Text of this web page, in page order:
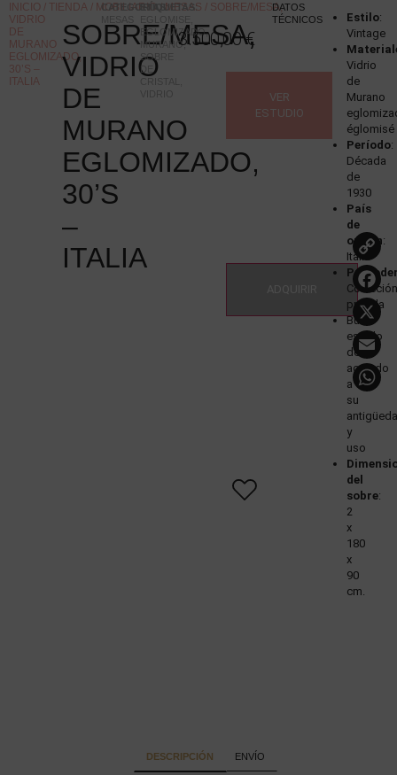
INICIO / TIENDA / MOBILIARIO / MESAS / SOBRE/MESA,
VIDRIO
DE
MURANO
EGLOMIZADO,
30’S –
ITALIA
SOBRE/MESA,
VIDRIO
DE
MURANO
EGLOMIZADO,
30’S
–
ITALIA
CATEGORÍAS :
ETIQUETAS:
EGLOMIZADO,
MURANO,
SOBRE
DE
3.500,00€
VER
ESTUDIO
DATOS
TÉCNICOS
Estilo:
Vintage
Vidrio
de
Murano
églomisé
Período:
Década
de
1930
País
de
origen:
Italia
Colección
privada
Buen
estado
de
acuerdo
a
su
y
uso
del
sobre:
2
x
180
x
90
cm.
DESCRIPCIÓN ENVÍO